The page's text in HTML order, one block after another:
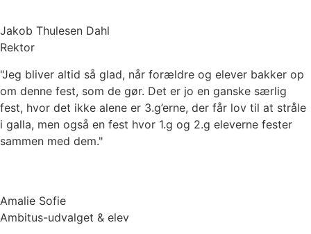
Jakob Thulesen Dahl
Rektor
"Jeg bliver altid så glad, når forældre og elever bakker op
om denne fest, som de gør. Det er jo en ganske særlig
fest, hvor det ikke alene er 3.g’erne, der får lov til at stråle
i galla, men også en fest hvor 1.g og 2.g eleverne fester
sammen med dem."
Amalie Sofie
Ambitus-udvalget & elev